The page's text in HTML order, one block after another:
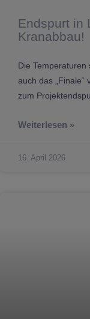
Endspurt in
Kranabbau!
Die
auch das „Finale“
zum
Weiterlesen »
16. April 2026